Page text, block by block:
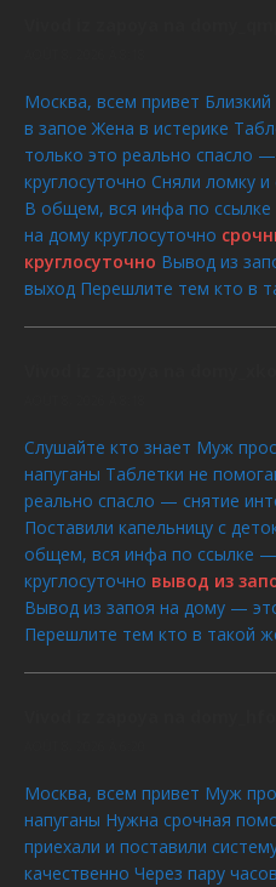
Москва, всем привет
в запое Жена в истерике
только это реально спасло
круглосуточно Сняли ломку
В общем, вся инфа по
на дому круглосуточно
круглосуточно Вывод из
выход Перешлите тем кто в
Слушайте кто знает Муж
напуганы Таблетки не
реально спасло — снятие
Поставили капельницу с
общем, вся инфа по ссылке
круглосуточно вывод из
Вывод из запоя на дому —
Перешлите тем кто в такой
Москва, всем привет Муж
напуганы Нужна срочная
приехали и поставили
качественно Через пару